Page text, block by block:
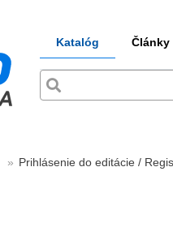
Katalóg Články
Prihlásenie do editácie /